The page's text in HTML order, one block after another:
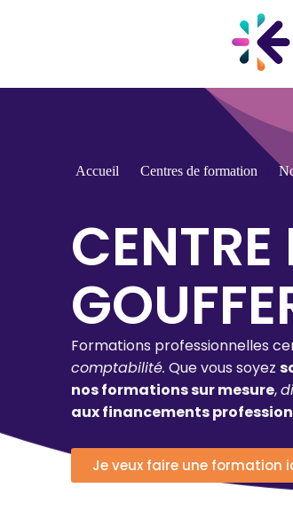
Accueil Centres de formation
Formations professionnelles
comptabilité. Que vous soyez
nos formations sur mesure,
aux financements
Je veux faire une formation